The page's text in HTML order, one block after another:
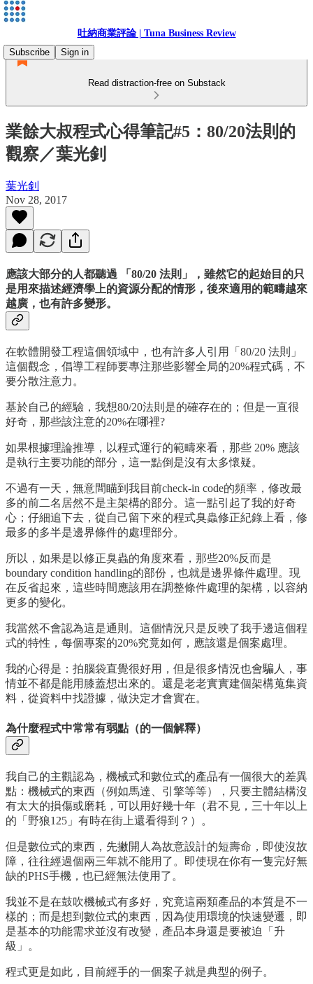
吐納商業評論 | Tuna Business Review
Subscribe
Sign in
Read distraction-free on Substack
業餘大叔程式心得筆記#5：80/20法則的
觀察／葉光釗
葉光釗
Nov 28, 2017
應該大部分的人都聽過 「80/20 法則」，雖然它的起始目的只
是用來描述經濟學上的資源分配的情形，後來適用的範疇越來
越廣，也有許多變形。
在軟體開發工程這個領域中，也有許多人引用「80/20 法則」
這個觀念，倡導工程師要專注那些影響全局的20%程式碼，不
要分散注意力。
基於自己的經驗，我想80/20法則是的確存在的；但是一直很
好奇，那些該注意的20%在哪裡?
如果根據理論推導，以程式運行的範疇來看，那些 20% 應該
是執行主要功能的部分，這一點倒是沒有太多懷疑。
不過有一天，無意間瞄到我目前check-in code的頻率，修改最
多的前二名居然不是主架構的部分。這一點引起了我的好奇
心；仔細追下去，從自己留下來的程式臭蟲修正紀錄上看，修
最多的多半是邊界條件的處理部分。
所以，如果是以修正臭蟲的角度來看，那些20%反而是
boundary condition handling的部份，也就是邊界條件處理。現
在反省起來，這些時間應該用在調整條件處理的架構，以容納
更多的變化。
我當然不會認為這是通則。這個情況只是反映了我手邊這個程
式的特性，每個專案的20%究竟如何，應該還是個案處理。
我的心得是：拍腦袋直覺很好用，但是很多情況也會騙人，事
情並不都是能用膝蓋想出來的。還是老老實實建個架構蒐集資
料，從資料中找證據，做決定才會實在。
為什麼程式中常常有弱點（的一個解釋）
我自己的主觀認為，機械式和數位式的產品有一個很大的差異
點：機械式的東西（例如馬達、引擎等等），只要主體結構沒
有太大的損傷或磨耗，可以用好幾十年（君不見，三十年以上
的「野狼125」有時在街上還看得到？）。
但是數位式的東西，先撇開人為故意設計的短壽命，即使沒故
障，往往經過個兩三年就不能用了。即使現在你有一隻完好無
缺的PHS手機，也已經無法使用了。
我並不是在鼓吹機械式有多好，究竟這兩類產品的本質是不一
樣的；而是想到數位式的東西，因為使用環境的快速變遷，即
是基本的功能需求並沒有改變，產品本身還是要被迫「升
級」。
程式更是如此，目前經手的一個案子就是典型的例子。